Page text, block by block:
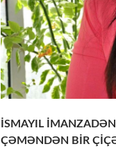
İSMAYIL
ÇƏMƏNDƏN BİR